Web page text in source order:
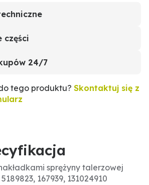
części
24/7
tego produktu? Skontaktuj się z
sprężyny talerzowej
167939, 131024910